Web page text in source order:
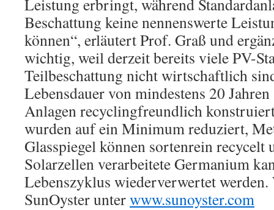
Leistung erbringt, während
Beschattung keine nennenswerte
können“, erläutert Prof. Graß und
wichtig, weil derzeit bereits viele PV-
Teilbeschattung nicht wirtschaftlich
Lebensdauer von mindestens 20
Anlagen recyclingfreundlich
wurden auf ein Minimum reduziert,
Glasspiegel können sortenrein recycelt
Solarzellen verarbeitete Germanium
Lebenszyklus wiederverwertet
SunOyster unterwww.sunoyster.com